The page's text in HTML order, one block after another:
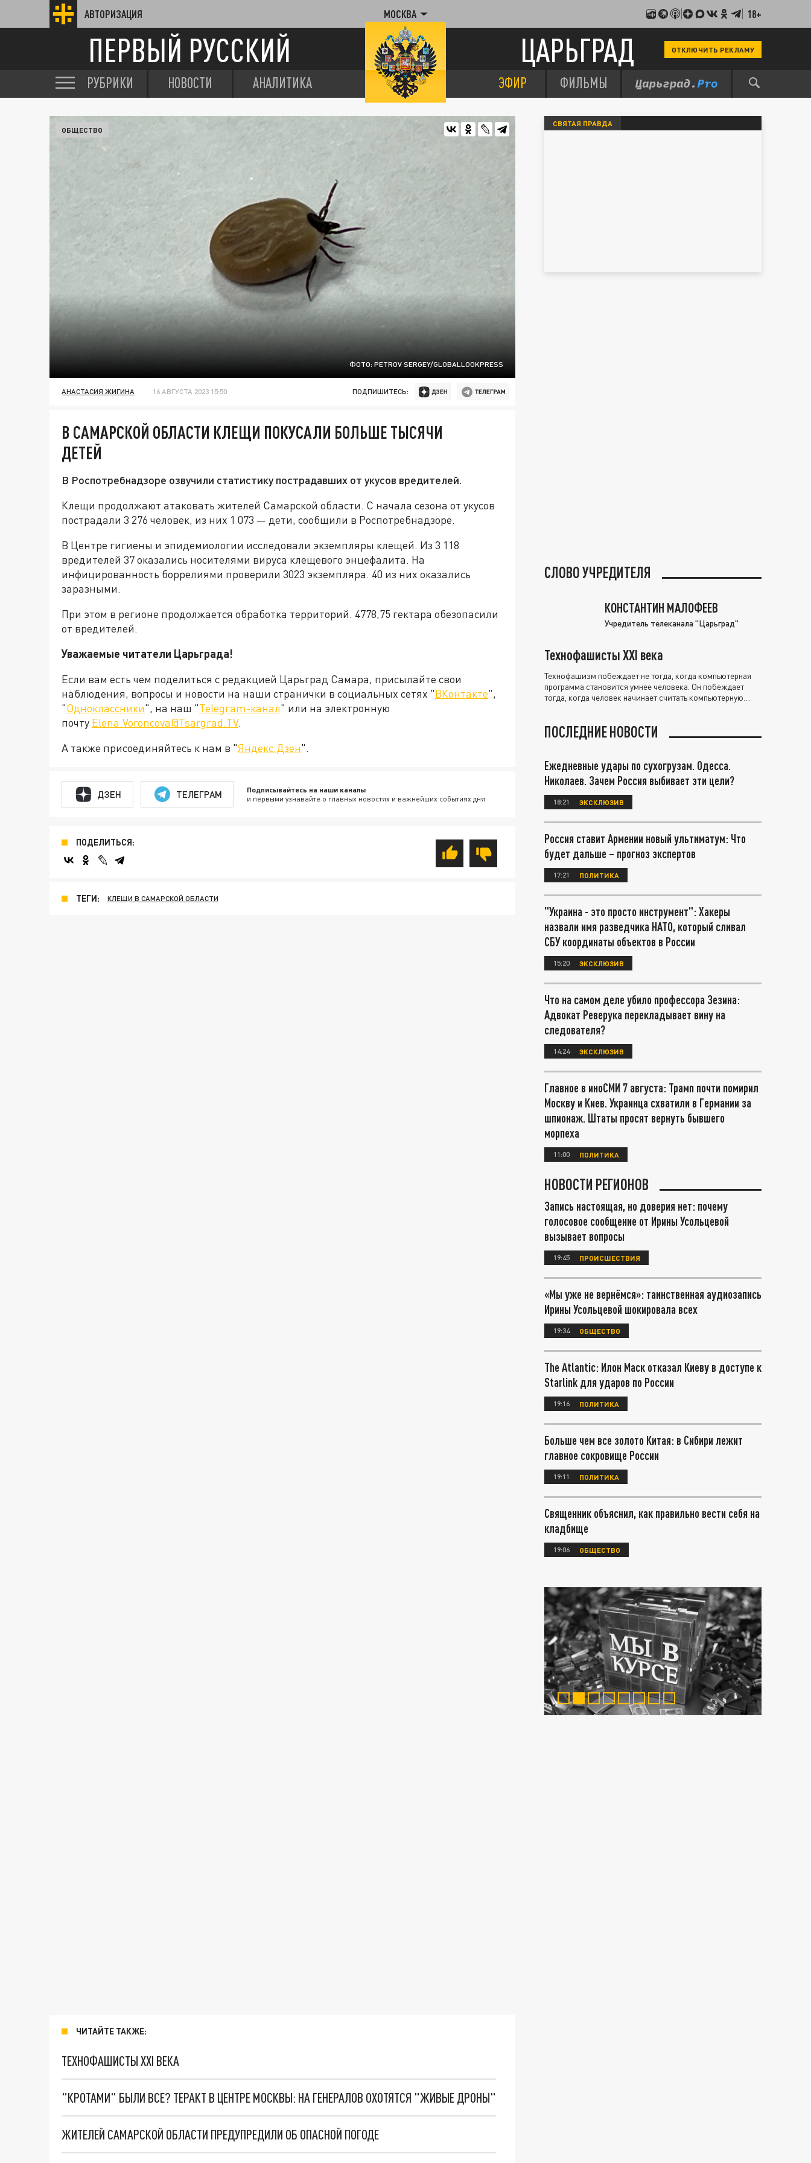
АВТОРИЗАЦИЯ МОСКВА 18+
ПЕРВЫЙ РУССКИЙ ЦАРЬГРАД ОТКЛЮЧИТЬ РЕКЛАМУ
РУБРИКИ НОВОСТИ АНАЛИТИКА ЭФИР ФИЛЬМЫ
ФОТО: PETROV SERGEY/GLOBALLOOKPRESS
ОБЩЕСТВО
АНАСТАСИЯ ЖИГИНА 16 АВГУСТА 2023 15:50 ПОДПИШИТЕСЬ:
В САМАРСКОЙ ОБЛАСТИ КЛЕЩИ ПОКУСАЛИ БОЛЬШЕ ТЫСЯЧИ
ДЕТЕЙ
В Роспотребнадзоре озвучили статистику пострадавших от укусов вредителей.
Клещи продолжают атаковать жителей Самарской области. С начала сезона от укусов
пострадали 3 276 человек, из них 1 073 — дети, сообщили в Роспотребнадзоре.
В Центре гигиены и эпидемиологии исследовали экземпляры клещей. Из 3 118
вредителей 37 оказались носителями вируса клещевого энцефалита. На
инфицированность боррелиями проверили 3023 экземпляра. 40 из них оказались
заразными.
При этом в регионе продолжается обработка территорий. 4778,75 гектара обезопасили
от вредителей.
Уважаемые читатели Царьграда!
Если вам есть чем поделиться с редакцией Царьград Самара, присылайте свои
наблюдения, вопросы и новости на наши странички в социальных сетях "ВКонтакте",
"Одноклассники", на наш "Telegram-канал" или на электронную
почту Elena.Voroncova@Tsargrad.TV.
А также присоединяйтесь к нам в "Яндекс.Дзен".
ДЗЕН ТЕЛЕГРАМ Подписывайтесь на наши каналы
и первыми узнавайте о главных новостях и важнейших событиях дня.
ПОДЕЛИТЬСЯ:
ТЕГИ: КЛЕЩИ В САМАРСКОЙ ОБЛАСТИ
ЧИТАЙТЕ ТАКЖЕ:
ТЕХНОФАШИСТЫ XXI ВЕКА
"КРОТАМИ" БЫЛИ ВСЕ? ТЕРАКТ В ЦЕНТРЕ МОСКВЫ: НА ГЕНЕРАЛОВ ОХОТЯТСЯ "ЖИВЫЕ ДРОНЫ"
ЖИТЕЛЕЙ САМАРСКОЙ ОБЛАСТИ ПРЕДУПРЕДИЛИ ОБ ОПАСНОЙ ПОГОДЕ
СВЯТАЯ ПРАВДА
СЛОВО УЧРЕДИТЕЛЯ
КОНСТАНТИН МАЛОФЕЕВ
Учредитель телеканала "Царьград"
Технофашисты XXI века
Технофашизм побеждает не тогда, когда компьютерная
программа становится умнее человека. Он побеждает
тогда, когда человек начинает считать компьютерную
ПОСЛЕДНИЕ НОВОСТИ
Ежедневные удары по сухогрузам. Одесса.
Николаев. Зачем Россия выбивает эти цели?
18:21 ЭКСКЛЮЗИВ
Россия ставит Армении новый ультиматум: Что
будет дальше – прогноз экспертов
17:21 ПОЛИТИКА
"Украина - это просто инструмент": Хакеры
назвали имя разведчика НАТО, который сливал
СБУ координаты объектов в России
15:20 ЭКСКЛЮЗИВ
Что на самом деле убило профессора Зезина:
Адвокат Реверука перекладывает вину на
следователя?
14:24 ЭКСКЛЮЗИВ
Главное в иноСМИ 7 августа: Трамп почти помирил
Москву и Киев. Украинца схватили в Германии за
шпионаж. Штаты просят вернуть бывшего
морпеха
11:00 ПОЛИТИКА
НОВОСТИ РЕГИОНОВ
Запись настоящая, но доверия нет: почему
голосовое сообщение от Ирины Усольцевой
вызывает вопросы
19:45 ПРОИСШЕСТВИЯ
«Мы уже не вернёмся»: таинственная аудиозапись
Ирины Усольцевой шокировала всех
19:34 ОБЩЕСТВО
The Atlantic: Илон Маск отказал Киеву в доступе к
Starlink для ударов по России
19:16 ПОЛИТИКА
Больше чем все золото Китая: в Сибири лежит
главное сокровище России
19:11 ПОЛИТИКА
Священник объяснил, как правильно вести себя на
кладбище
19:06 ОБЩЕСТВО